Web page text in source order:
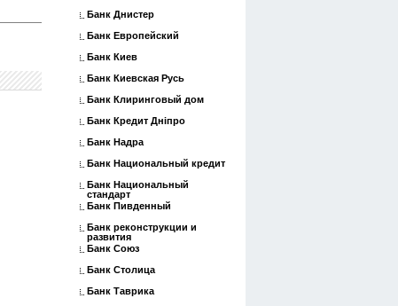
Банк Днистер
Банк Европейский
Банк Киев
Банк Киевская Русь
Банк Клиринговый дом
Банк Кредит Дніпро
Банк Надра
Банк Национальный кредит
Банк Национальный
стандарт
Банк Пивденный
Банк реконструкции и
развития
Банк Союз
Банк Столица
Банк Таврика